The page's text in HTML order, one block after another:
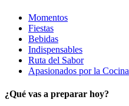
Momentos
Fiestas
Bebidas
Indispensables
Ruta del Sabor
Apasionados por la Cocina
¿Qué vas a preparar hoy?